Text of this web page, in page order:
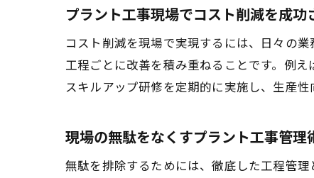
プラント工事現場でコスト削減を成功
コスト削減を現場で実現するには、日々の
工程ごとに改善を積み重ねることです。例
スキルアップ研修を定期的に実施し、生産
現場の無駄をなくすプラント工事管理
無駄を排除するためには、徹底した工程管